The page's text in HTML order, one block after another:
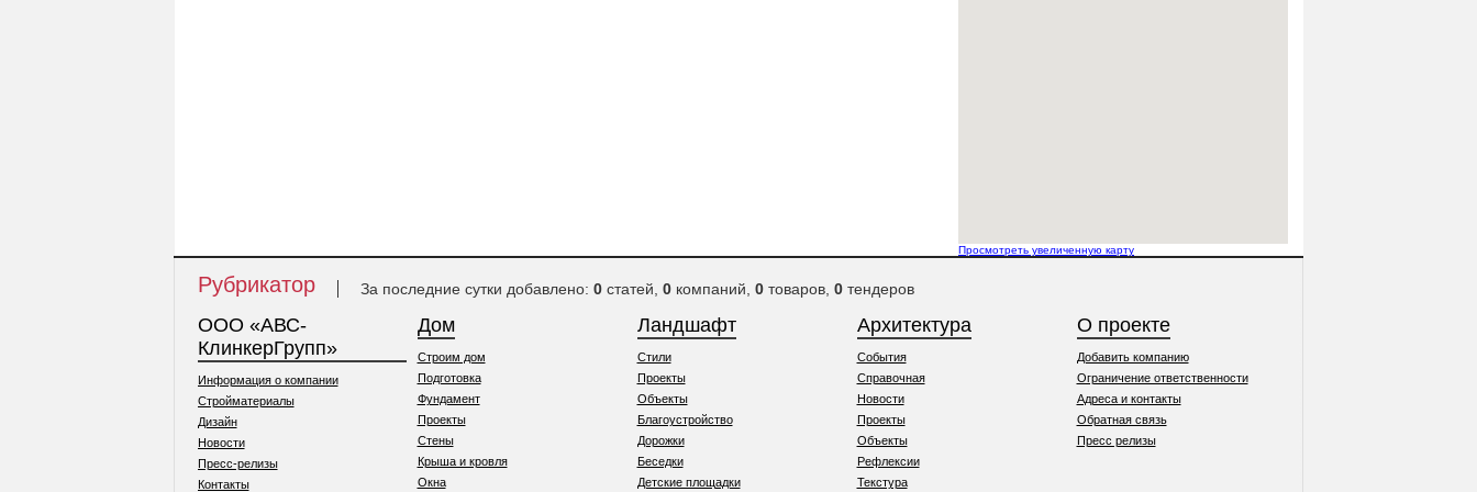
Просмотреть увеличенную карту
Рубрикатор За последние сутки добавлено: 0статей, 0компаний, 0товаров, 0тендеров
ООО «АВС-
КлинкерГрупп»
Информация о компании
Стройматериалы
Дизайн
Новости
Пресс-релизы
Контакты
Дом
Строим дом
Подготовка
Фундамент
Проекты
Стены
Крыша и кровля
Окна
Ландшафт
Стили
Проекты
Объекты
Благоустройство
Дорожки
Беседки
Детские площадки
Архитектура
События
Справочная
Новости
Проекты
Объекты
Рефлексии
Текстура
О проекте
Добавить компанию
Ограничение ответственности
Адреса и контакты
Обратная связь
Пресс релизы